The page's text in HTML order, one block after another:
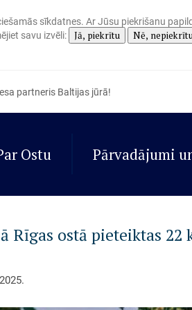
sīkdatnes. Ar Jūsu piekrišanu
savu izvēli:
Jā, piekrītu Nē, nepiekrītu
partneris Baltijas jūrā!
Ostu Pārvadājumi
Rīgas ostā pieteiktas 22